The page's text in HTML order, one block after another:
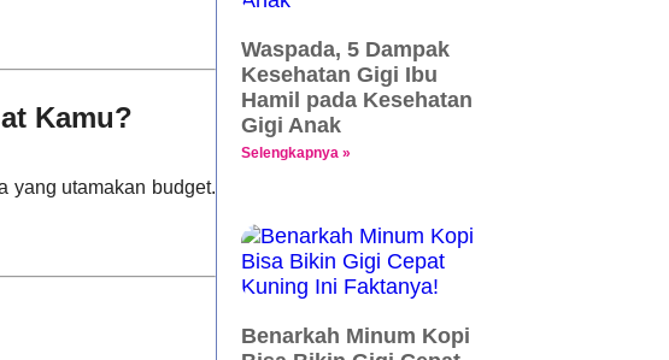
Kamu?
yang utamakan budget.
Waspada, 5 Dampak
Kesehatan Gigi Ibu
Hamil pada Kesehatan
Gigi Anak
Selengkapnya »
Benarkah Minum Kopi